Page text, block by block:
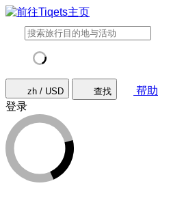
zh / USD 查找
帮助
登录